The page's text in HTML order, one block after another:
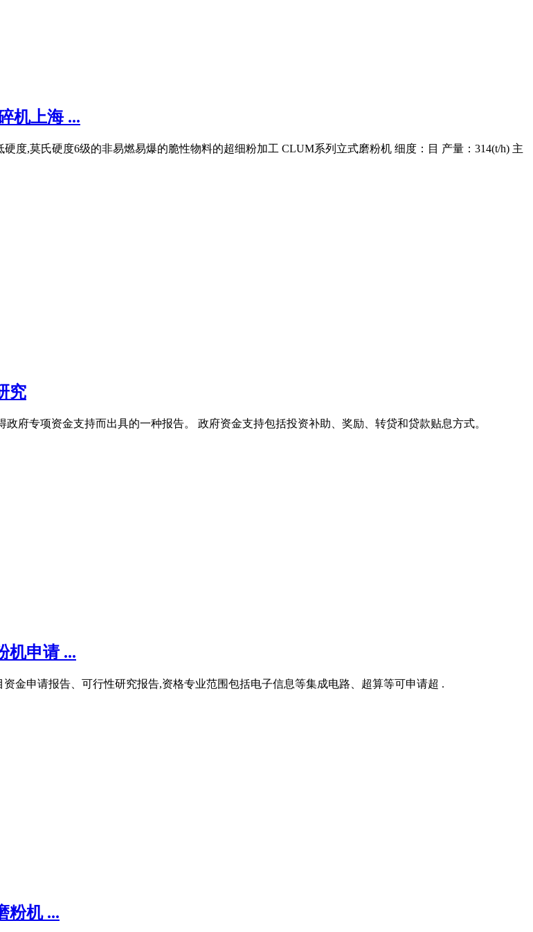
机上海 ...
度,莫氏硬度6级的非易燃易爆的脆性物料的超细粉加工 CLUM系列立式磨粉机 细度：目 产量：314(t/h) 主
究
府专项资金支持而出具的一种报告。 政府资金支持包括投资补助、奖励、转贷和贷款贴息方式。
机申请 ...
金申请报告、可行性研究报告,资格专业范围包括电子信息等集成电路、超算等可申请超 .
粉机 ...